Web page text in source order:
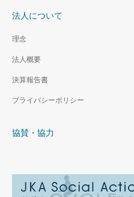
法人について
理念
法人概要
決算報告書
プライバシーポリシー
協賛・協力